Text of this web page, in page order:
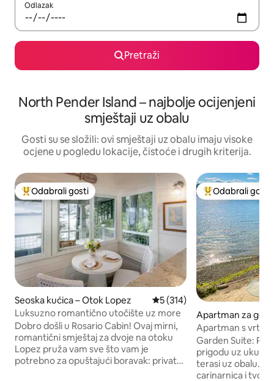
Odlazak
Pretraži
North Pender Island – najbolje ocijenjeni
smještaji uz obalu
Gosti su se složili: ovi smještaji uz obalu imaju visoke
ocjene u pogledu lokacije, čistoće i drugih kriterija.
Među najviše rangiranima s oznakom „Odabrali gosti”
Odabrali gosti
Seoska kućica – Otok Lopez Prosječna ocjena: 5/5,
5 (314)
Luksuzno romantično utočište uz more
Dobro došli u Rosario Cabin! Ovaj mirni,
romantični smještaj za dvoje na otoku
Lopez pruža vam sve što vam je
potrebno za opuštajući boravak: privatni
Među najviše
Odabrali gosti
Apartman za
g Island
Apartman s
sauna i hladni
Garden Suite:
prigodu uz
terasi uz obalu.
carinarnica i